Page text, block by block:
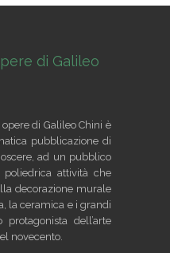
di Galileo
di Galileo Chini è
pubblicazione di
ad un pubblico
attività che
decorazione murale
la ceramica e i grandi
dell’arte
novecento.